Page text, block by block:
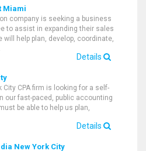
Miami
company is seeking a business
to assist in expanding their sales
will help plan, develop, coordinate,
Details
City CPA firm is looking for a self-
our fast-paced, public accounting
be able to help us plan,
Details
New York City